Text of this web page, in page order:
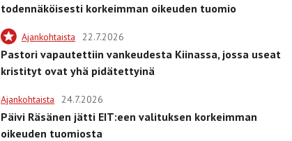
todennäköisesti korkeimman oikeuden tuomio
Ajankohtaista 22.7.2026
Pastori vapautettiin vankeudesta Kiinassa, jossa useat
kristityt ovat yhä pidätettyinä
Ajankohtaista 24.7.2026
Päivi Räsänen jätti EIT:een valituksen korkeimman
oikeuden tuomiosta